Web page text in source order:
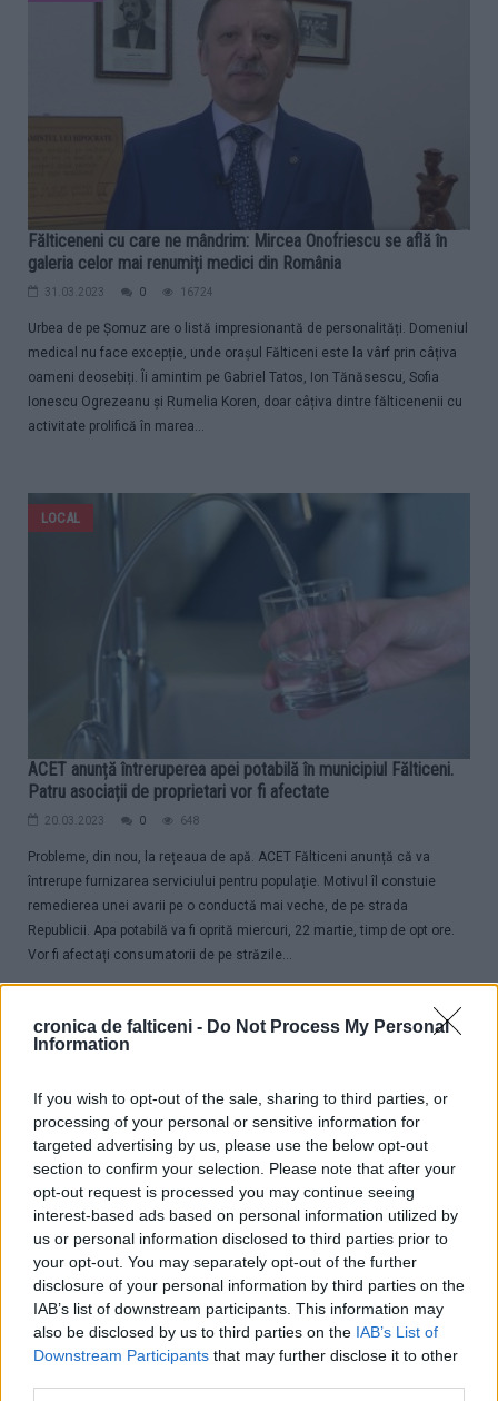
cronica de falticeni - Do Not Process My Personal
Information
If you wish to opt-out of the sale, sharing to third parties, or
processing of your personal or sensitive information for
targeted advertising by us, please use the below opt-out
section to confirm your selection. Please note that after your
opt-out request is processed you may continue seeing
interest-based ads based on personal information utilized by
us or personal information disclosed to third parties prior to
your opt-out. You may separately opt-out of the further
disclosure of your personal information by third parties on the
IAB’s list of downstream participants. This information may
also be disclosed by us to third parties on the IAB’s List of
Downstream Participants that may further disclose it to other
Fălticeneni cu care ne mândrim: Mircea Onofriescu se află în
galeria celor mai renumiți medici din România
31.03.2023 0 16724
Urbea de pe Șomuz are o listă impresionantă de personalități. Domeniul
medical nu face excepție, unde orașul Fălticeni este la vârf prin câțiva
oameni deosebiți. Îi amintim pe Gabriel Tatos, Ion Tănăsescu, Sofia
Ionescu Ogrezeanu și Rumelia Koren, doar câțiva dintre fălticenenii cu
activitate prolifică în marea...
LOCAL
ACET anunță întreruperea apei potabilă în municipiul Fălticeni.
Patru asociații de proprietari vor fi afectate
20.03.2023 0 648
Probleme, din nou, la rețeaua de apă. ACET Fălticeni anunță că va
întrerupe furnizarea serviciului pentru populație. Motivul îl constuie
remedierea unei avarii pe o conductă mai veche, de pe strada
Republicii. Apa potabilă va fi oprită miercuri, 22 martie, timp de opt ore.
Vor fi afectați consumatorii de pe străzile...
LOCAL
Municipiul Fălticeni are trei noi proiecte aprobate pentru
finanțare. Investiții cifrate la 5,5 milioane de lei
17.03.2023 0 1511
Eficiența energetică este un obiectiv prioritar la nivel local. Trei noi